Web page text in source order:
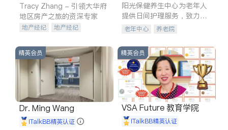
Tracy Zhang - 引领大华府
地区房产之旅的资深专家
地产经纪
地产经纪
商铺租售
开发商建商
阳光保健养生中心为老年人
提供日间护理服务，致力于
通过持续的护理创新来有效
老年中心 养老院
精英会员
Dr. Ming Wang
iTalkBB精英认证
精英会员
VSA Future 教育学院
iTalkBB精英认证